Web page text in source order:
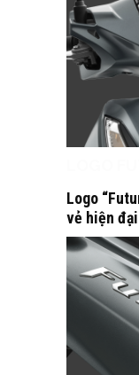
Logo
vẻ hiện